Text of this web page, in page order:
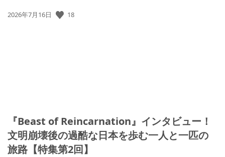
公
2026年7月16日 18
『Beast of Reincarnation』インタビュー！
文明崩壊後の過酷な日本を歩む一人と一匹の
旅路【特集第2回】